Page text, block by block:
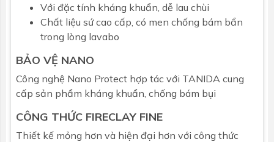
Với đặc tính kháng khuẩn, dễ lau chùi
Chất liệu sứ cao cấp, có men chống bám bẩn
trong lòng lavabo
BẢO VỆ NANO
Công nghệ Nano Protect hợp tác với TANIDA cung
cấp sản phẩm kháng khuẩn, chống bám bụi
CÔNG THỨC FIRECLAY FINE
Thiết kế mỏng hơn và hiện đại hơn với công thức